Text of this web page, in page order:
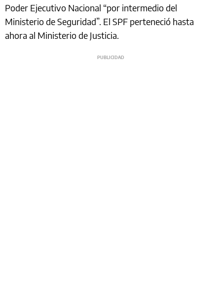
Poder Ejecutivo Nacional “por intermedio del
Ministerio de Seguridad”. El SPF perteneció hasta
ahora al Ministerio de Justicia.